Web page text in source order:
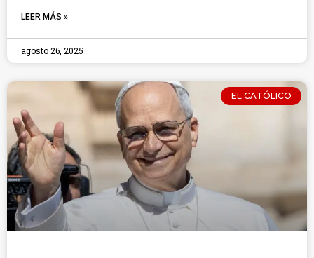
LEER MÁS »
agosto 26, 2025
EL CATÓLICO